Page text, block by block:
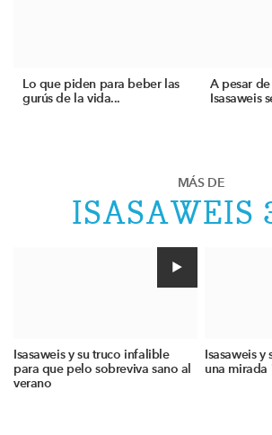
Lo que piden para beber las
gurús de la vida...
A pesar
Isasaweis
MÁS DE
ISASAWEIS
Isasaweis y su truco infalible
para que pelo sobreviva sano al
verano
Isasaweis
una